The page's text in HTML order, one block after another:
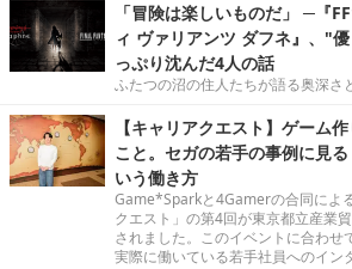
「冒険は楽しいものだ」 ─『
ィ ヴァリアンツ ダフネ』、"
っぷり沈んだ4人の話
ふたつの沼の住人たちが語る奥深さ
【キャリアクエスト】ゲーム
こと。セガの若手の事例に見
いう働き方
Game*Sparkと4Gamerの合同によ
クエスト」の第4回が東京都立産業
されました。このイベントに合わせ
実際に働いている若手社員へのイン